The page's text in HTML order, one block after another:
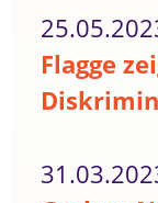
Flagge